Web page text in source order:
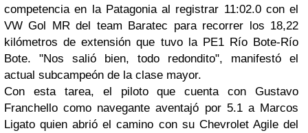
competencia en la Patagonia al registrar 11:02.0 con el
VW Gol MR del team Baratec para recorrer los 18,22
kilómetros de extensión que tuvo la PE1 Río Bote-Río
Bote. "Nos salió bien, todo redondito", manifestó el
actual subcampeón de la clase mayor.
Con esta tarea, el piloto que cuenta con Gustavo
Franchello como navegante aventajó por 5.1 a Marcos
Ligato quien abrió el camino con su Chevrolet Agile del